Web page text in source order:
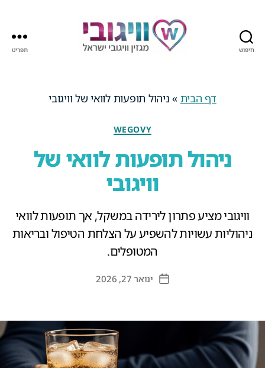
חיפוש תפריט
דף הבית » ניהול תופעות לוואי של וויגובי
קטגוריות
WEGOVY
ניהול תופעות לוואי של
וויגובי
וויגובי מציע פתרון לירידה במשקל, אך תופעות לוואי
ניהוליות עשויות להשפיע על הצלחת הטיפול ובריאות
המטופלים.
תאריך
ינואר 27, 2026